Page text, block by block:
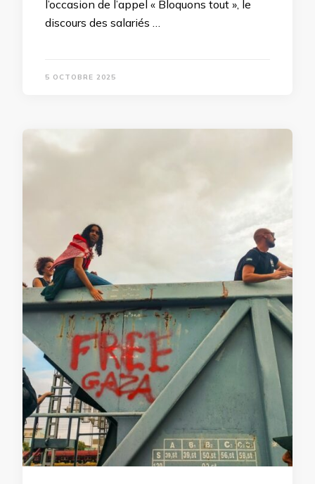
l’occasion de l’appel « Bloquons tout », le
discours des salariés …
5 OCTOBRE 2025